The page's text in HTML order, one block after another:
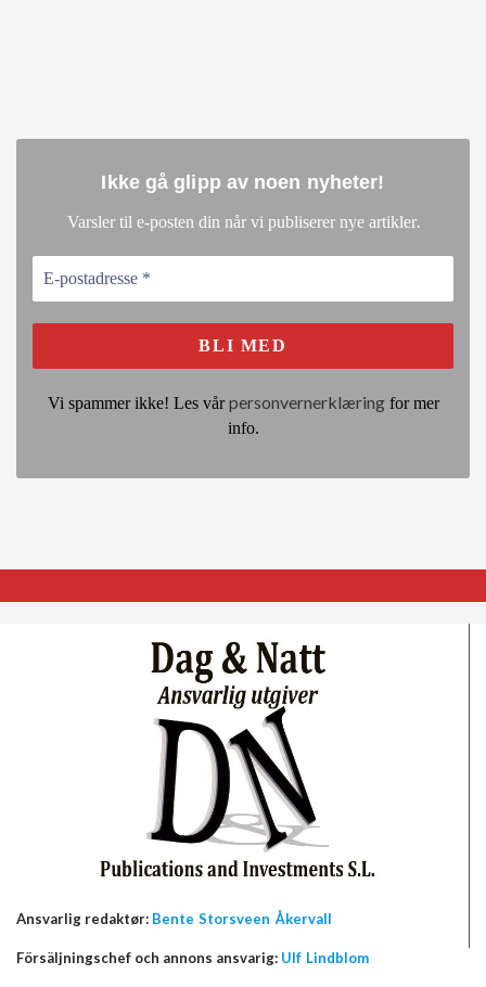
Ikke gå glipp av noen nyheter!
Varsler til e-posten din når vi publiserer nye artikler.
Vi spammer ikke! Les vårpersonvernerklæringfor mer
info.
Ansvarlig redaktør: Bente Storsveen Åkervall
Försäljningschef och annons ansvarig: Ulf Lindblom